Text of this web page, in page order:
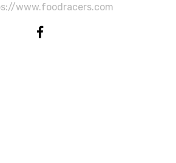
www.foodracers.com